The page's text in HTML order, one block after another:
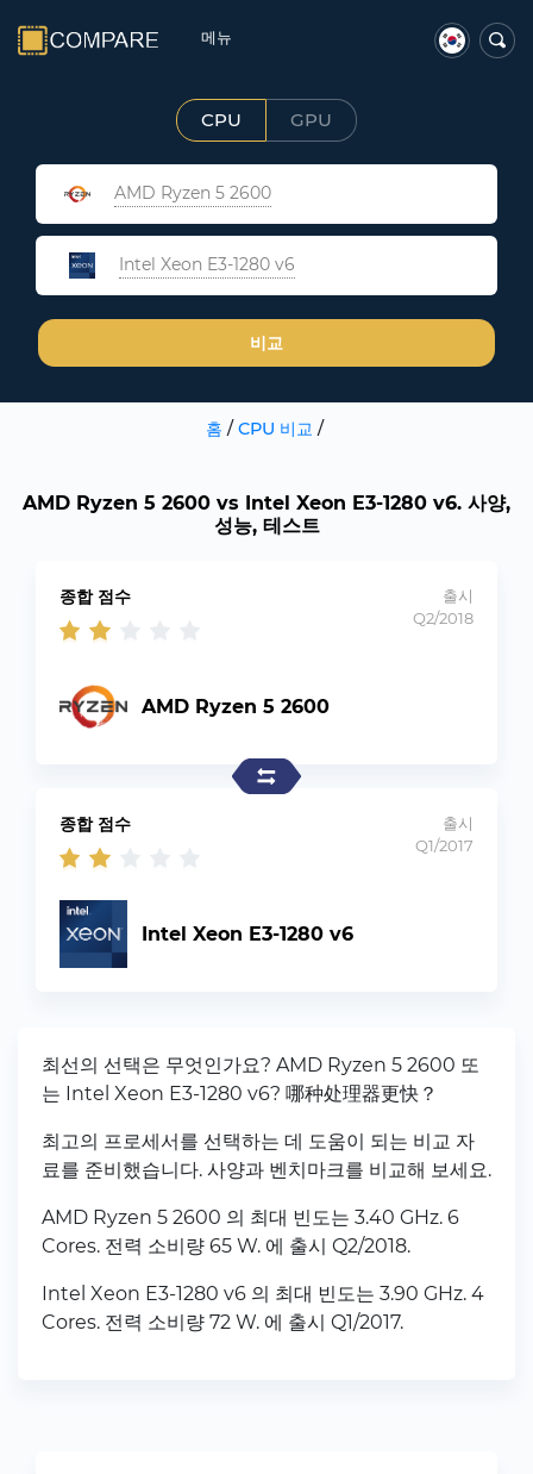
메뉴
CPU GPU
AMD Ryzen 5 2600
Intel Xeon E3-1280 v6
비교
홈 / CPU 비교 /
AMD Ryzen 5 2600 vs Intel Xeon E3-1280 v6. 사양,
성능, 테스트
종합 점수
출시
Q2/2018
AMD Ryzen 5 2600
출시
Q1/2017
종합 점수
Intel Xeon E3-1280 v6
최선의 선택은 무엇인가요? AMD Ryzen 5 2600 또
는 Intel Xeon E3-1280 v6? 哪种处理器更快？
최고의 프로세서를 선택하는 데 도움이 되는 비교 자
료를 준비했습니다. 사양과 벤치마크를 비교해 보세요.
AMD Ryzen 5 2600 의 최대 빈도는 3.40 GHz. 6
Cores. 전력 소비량 65 W. 에 출시 Q2/2018.
Intel Xeon E3-1280 v6 의 최대 빈도는 3.90 GHz. 4
Cores. 전력 소비량 72 W. 에 출시 Q1/2017.